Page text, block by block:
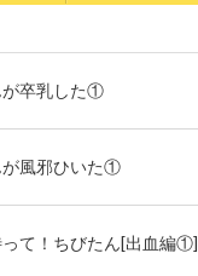
が卒乳した①
が風邪ひいた①
って！ちびたん[出血編①]